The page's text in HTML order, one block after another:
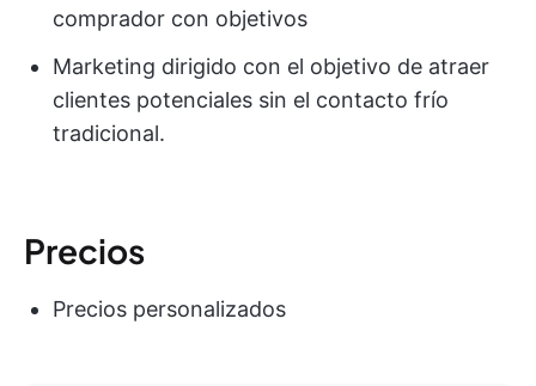
comprador con objetivos
Marketing dirigido con el objetivo de atraer
clientes potenciales sin el contacto frío
tradicional.
Precios
Precios personalizados